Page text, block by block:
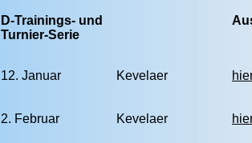
D-Trainings- und
Turnier-Serie
12. Januar Kevelaer
2. Februar Kevelaer